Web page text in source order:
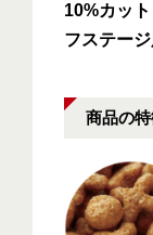
10%カッ
フステージ
商品の